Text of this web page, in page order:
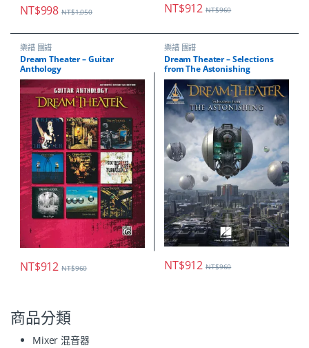
NT$998 NT$1,050 NT$912 NT$960
樂譜 團譜
Dream Theater – Guitar
Anthology
NT$912 NT$960
樂譜 團譜
Dream Theater – Selections
from The Astonishing
NT$912 NT$960
商品分類
Mixer 混音器